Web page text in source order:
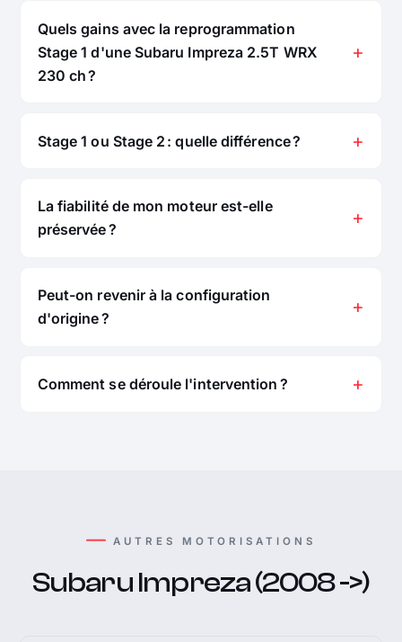
Quels gains avec la reprogrammation
Stage 1 d'une Subaru Impreza 2.5T WRX
230 ch ?
Stage 1 ou Stage 2 : quelle différence ?
La fiabilité de mon moteur est-elle
préservée ?
Peut-on revenir à la configuration
d'origine ?
Comment se déroule l'intervention ?
AUTRES MOTORISATIONS
Subaru Impreza (2008 ->)